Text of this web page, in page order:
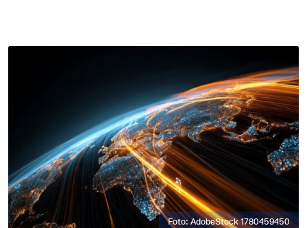
Foto: AdobeStock 1780459450